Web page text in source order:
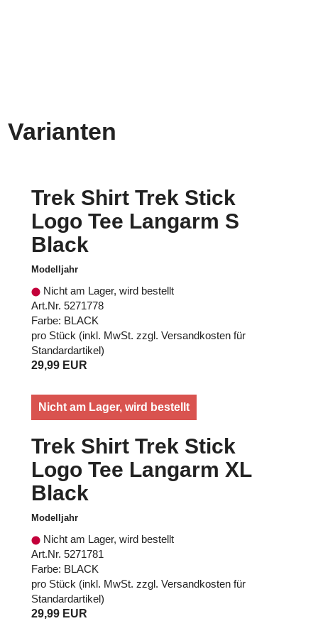
Varianten
Trek Shirt Trek Stick
Logo Tee Langarm S
Black
Modelljahr
Nicht am Lager, wird bestellt
Art.Nr. 5271778
Farbe: BLACK
pro Stück (inkl. MwSt. zzgl. Versandkosten für
Standardartikel)
29,99 EUR
Nicht am Lager, wird bestellt
Trek Shirt Trek Stick
Logo Tee Langarm XL
Black
Modelljahr
Nicht am Lager, wird bestellt
Art.Nr. 5271781
Farbe: BLACK
pro Stück (inkl. MwSt. zzgl. Versandkosten für
Standardartikel)
29,99 EUR